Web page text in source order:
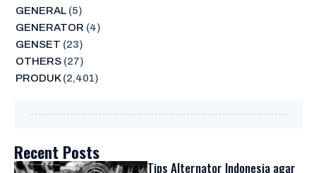
GENERAL(5)
GENERATOR (4)
GENSET (23)
OTHERS(27)
PRODUK(2,401)
Recent Posts
Tips Alternator Indonesia agar